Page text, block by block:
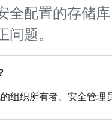
全配置的存储
题。
组织所有者、安全管理